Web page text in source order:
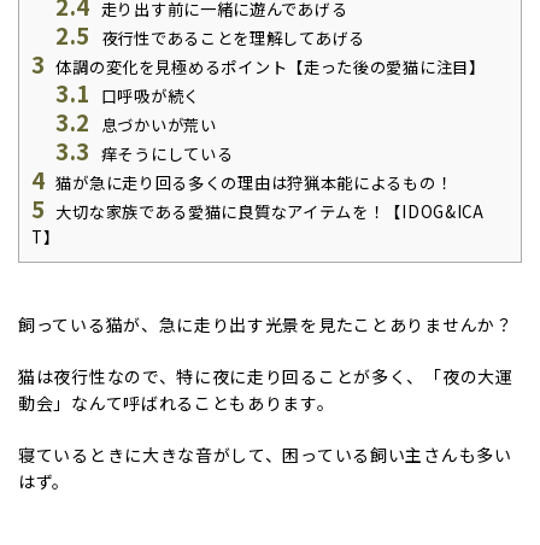
走り出す前に一緒に遊んであげる
2.5 夜行性であることを理解してあげる
3 体調の変化を見極めるポイント【走った後の愛猫に注目】
3.1 口呼吸が続く
3.2 息づかいが荒い
3.3 痒そうにしている
4 猫が急に走り回る多くの理由は狩猟本能によるもの！
5 大切な家族である愛猫に良質なアイテムを！【IDOG&ICA
T】
飼っている猫が、急に走り出す光景を見たことありませんか？
猫は夜行性なので、特に夜に走り回ることが多く、「夜の大運
動会」なんて呼ばれることもあります。
寝ているときに大きな音がして、困っている飼い主さんも多い
はず。